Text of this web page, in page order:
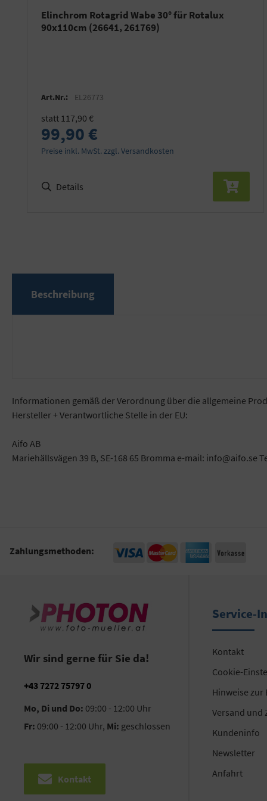
Elinchrom Rotagrid Wabe 30° für Rotalux
90x110cm (26641, 261769)
Art.Nr.: EL26773
statt 117,90 €
99,90 €
Preise inkl. MwSt. zzgl. Versandkosten
Details
Beschreibung
Informationen gemäß der Verordnung über die allgemeine
Hersteller + Verantwortliche Stelle in der EU:
Aifo AB
Mariehällsvägen 39 B, SE-168 65 Bromma e-mail: info@aifo.se
Zahlungsmethoden:
Wir sind gerne für Sie da!
+43 7272 75797 0
Mo, Di und Do: 09:00 - 12:00 Uhr
Fr: 09:00 - 12:00 Uhr, Mi: geschlossen
Kontakt
Service-
Kontakt
Cookie-
Hinweise zur
Versand und
Kundeninfo
Newsletter
Anfahrt